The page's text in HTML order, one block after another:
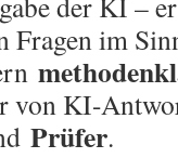
Fragen im
von KI-
Prüfer.